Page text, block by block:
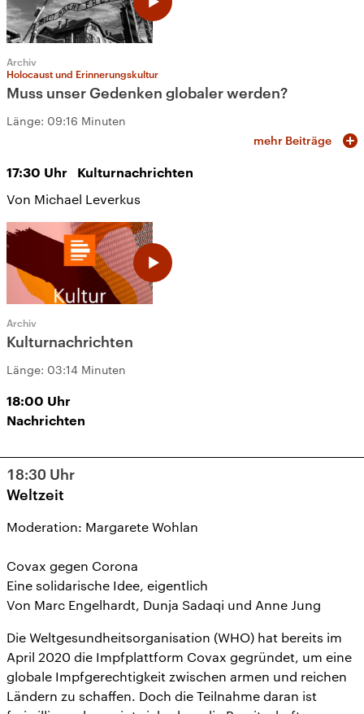
Archiv
Holocaust und Erinnerungskultur
Muss unser Gedenken globaler werden?
Länge: 09:16 Minuten
mehr Beiträge
17:30 Uhr Kulturnachrichten
Von Michael Leverkus
Archiv
Kulturnachrichten
Länge: 03:14 Minuten
18:00 Uhr
Nachrichten
18:30 Uhr
Weltzeit
Moderation: Margarete Wohlan
Covax gegen Corona
Eine solidarische Idee, eigentlich
Von Marc Engelhardt, Dunja Sadaqi und Anne Jung
Die Weltgesundheitsorganisation (WHO) hat bereits im
April 2020 die Impfplattform Covax gegründet, um eine
globale Impfgerechtigkeit zwischen armen und reichen
Ländern zu schaffen. Doch die Teilnahme daran ist